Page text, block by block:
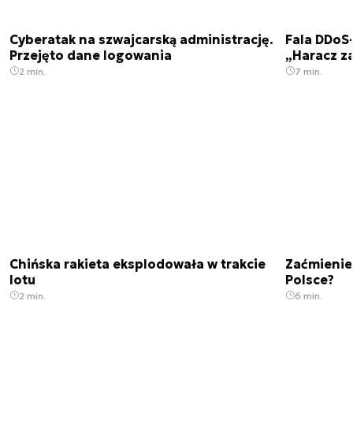
Cyberatak na szwajcarską administrację.
Przejęto dane logowania
2 min.
Fala
„Haracz
7 min.
Chińska rakieta eksplodowała w trakcie
lotu
2 min.
Polsce?
6 min.